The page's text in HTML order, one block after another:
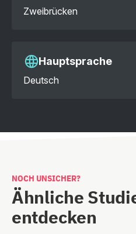
Zweibrücken
Hauptsprache
Deutsch
NOCH UNSICHER?
Ähnliche
entdecken